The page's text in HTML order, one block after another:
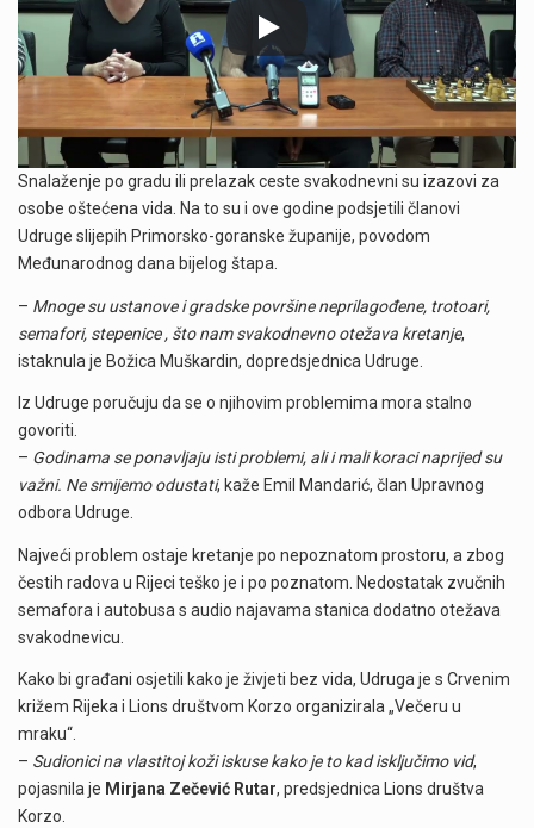
Snalaženje po gradu ili prelazak ceste svakodnevni su izazovi za
osobe oštećena vida. Na to su i ove godine podsjetili članovi
Udruge slijepih Primorsko-goranske županije, povodom
Međunarodnog dana bijelog štapa.
– Mnoge su ustanove i gradske površine neprilagođene, trotoari,
semafori, stepenice , što nam svakodnevno otežava kretanje,
istaknula je Božica Muškardin, dopredsjednica Udruge.
Iz Udruge poručuju da se o njihovim problemima mora stalno
govoriti.
– Godinama se ponavljaju isti problemi, ali i mali koraci naprijed su
važni. Ne smijemo odustati, kaže Emil Mandarić, član Upravnog
odbora Udruge.
Najveći problem ostaje kretanje po nepoznatom prostoru, a zbog
čestih radova u Rijeci teško je i po poznatom. Nedostatak zvučnih
semafora i autobusa s audio najavama stanica dodatno otežava
svakodnevicu.
Kako bi građani osjetili kako je živjeti bez vida, Udruga je s Crvenim
križem Rijeka i Lions društvom Korzo organizirala „Večeru u
mraku“.
– Sudionici na vlastitoj koži iskuse kako je to kad isključimo vid,
pojasnila je Mirjana Zečević Rutar, predsjednica Lions društva
Korzo.